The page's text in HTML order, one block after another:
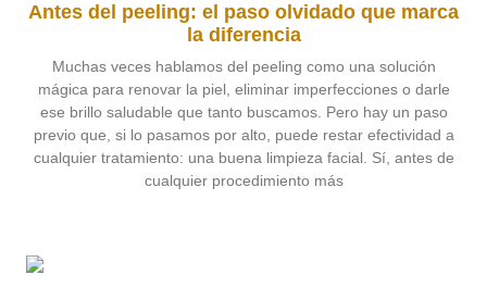
Antes del peeling: el paso olvidado que marca
la diferencia
Muchas veces hablamos del peeling como una solución
mágica para renovar la piel, eliminar imperfecciones o darle
ese brillo saludable que tanto buscamos. Pero hay un paso
previo que, si lo pasamos por alto, puede restar efectividad a
cualquier tratamiento: una buena limpieza facial. Sí, antes de
cualquier procedimiento más